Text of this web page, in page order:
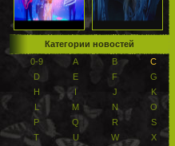
Категории новостей
0-9
A B
C
D
E F
G
H
I J
K
L
M N
O
P
Q R
S
T
U W
X